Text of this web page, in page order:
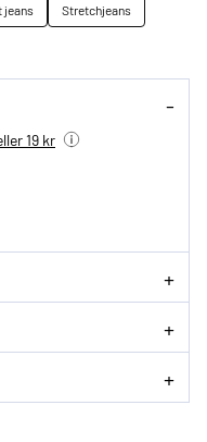
jeans
Stretchjeans
19 kr